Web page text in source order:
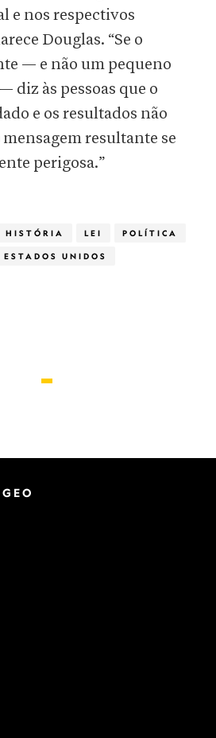
e nos respectivos
Douglas. “Se o
— e não um pequeno
diz às pessoas que o
e os resultados não
resultante se
perigosa.”
HISTÓRIA LEI POLÍTICA
UNIDOS